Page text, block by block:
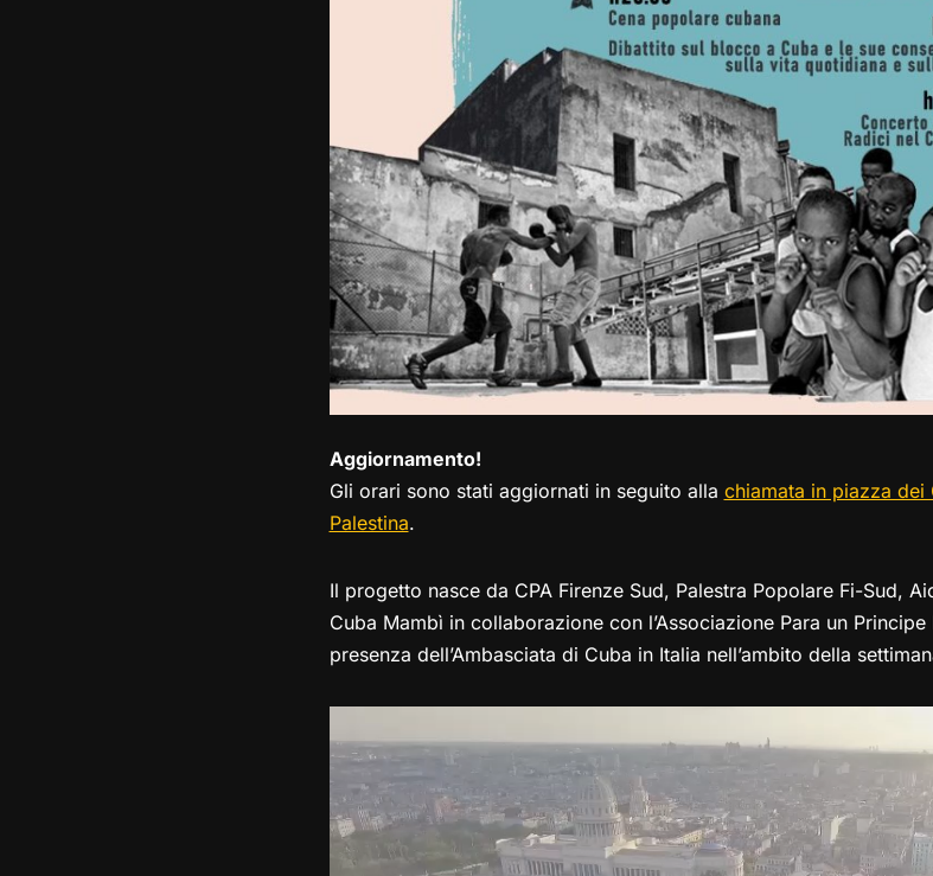
Aggiornamento!
Gli orari sono stati aggiornati in seguito alla chiamata in piazza dei
Palestina.
Il progetto nasce da CPA Firenze Sud, Palestra Popolare Fi-Sud,
Cuba Mambì in collaborazione con l’Associazione Para un
presenza dell’Ambasciata di Cuba in Italia nell’ambito della